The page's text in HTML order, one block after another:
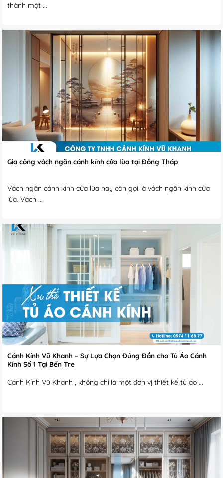
thành một ...
Gia công vách ngăn cánh kính cửa lùa tại Đồng Tháp
Vách ngăn cánh kính cửa lùa hay còn gọi là vách ngăn kính cửa
lùa. Vách ...
Cánh Kính Vũ Khanh – Sự Lựa Chọn Đúng Đắn cho Tủ Áo Cánh
Kính Số 1 Tại Bến Tre
Cánh Kính Vũ Khanh , không chỉ là một đơn vị thiết kế tủ áo ...